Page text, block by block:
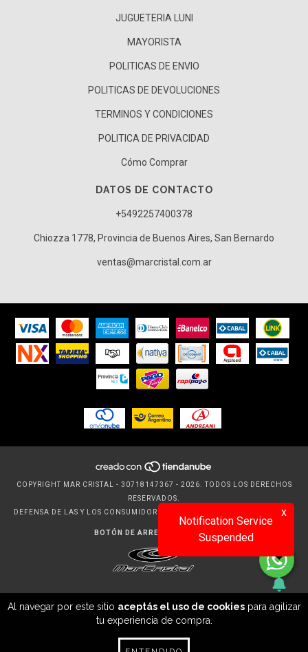
Al navegar por este sitio aceptás el uso de cookiespara agilizar
tu experiencia de compra.
JUGUETERIA LUNI
MAYORISTA
POLITICAS DE ENVIO
POLITICAS DE DEVOLUCIONES
TERMINOS Y CONDICIONES
POLITICA DE PRIVACIDAD
Cómo Comprar
DATOS DE CONTACTO
+5492257400378
Chiozza 1778, Provincia de Buenos Aires, San Bernardo
ventas@marcristal.com.ar
COPYRIGHT MAR CRISTAL - 30718147367 - 2026. TODOS LOS DERECHOS
RESERVADOS.
DEFENSA DE LAS Y LOS CONSUMIDORES. PARA RECLAMOS
INGRESÁ ACÁ.
BOTÓN DE ARREPENTIMIENTO
x
Notification Service
Suspended